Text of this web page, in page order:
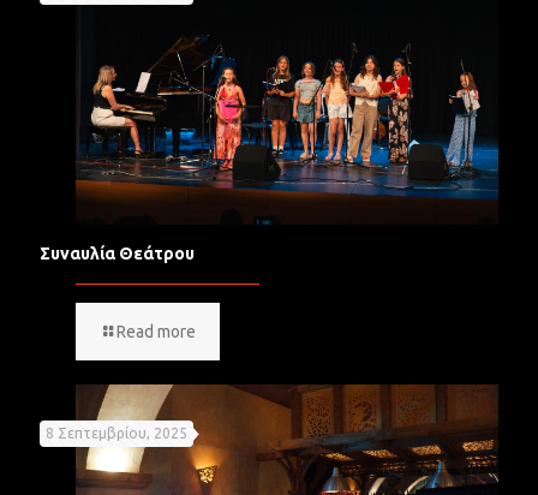
Συναυλία Θεάτρου
Read more
8 Σεπτεμβρίου, 2025